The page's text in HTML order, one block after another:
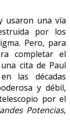
usaron una vía
por los
Pero, para
completar el
cita de Paul
las décadas
y débil,
por el
Potencias,